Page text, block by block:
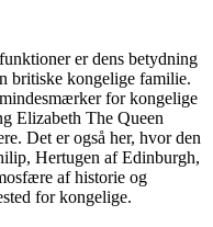
er dens betydning
britiske kongelige familie.
for kongelige
Elizabeth The Queen
Det er også her, hvor den
Hertugen af Edinburgh,
af historie og
for kongelige.